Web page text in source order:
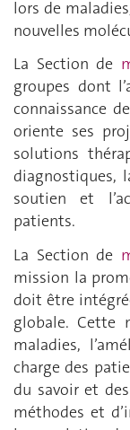
lors de
nouvelles
La Section de
groupes dont
connaissance
oriente ses
solutions
diagnostiques,
soutien et
patients.
La Section de
mission la
doit être
globale. Cette
maladies,
charge des
du savoir et
méthodes et